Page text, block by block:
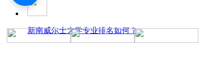
新南威尔士大学专业排名如何？